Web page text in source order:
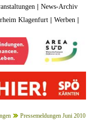
|News-Archiv
Klagenfurt |Werben |
Pressemeldungen Juni 2010